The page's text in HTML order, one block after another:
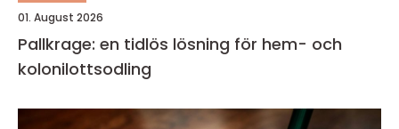
01. August 2026
Pallkrage: en tidlös lösning för hem- och
kolonilottsodling